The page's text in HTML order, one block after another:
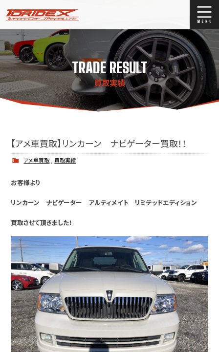
ブログ
Stock list
ストックリスト
買取
TRADE RESULT
買取実績
【アメ車買取】リンカーン ナビゲーター買取！！
アメ車買取 買取実績
お客様より
リンカーン ナビゲーター アルティメイト リミテッドエディション
買取させて頂きました！